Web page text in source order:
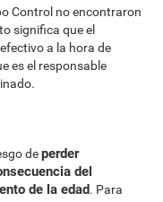
Control no encontraron
significa que el
a la hora de
es el responsable
deperder
del
de la edad. Para